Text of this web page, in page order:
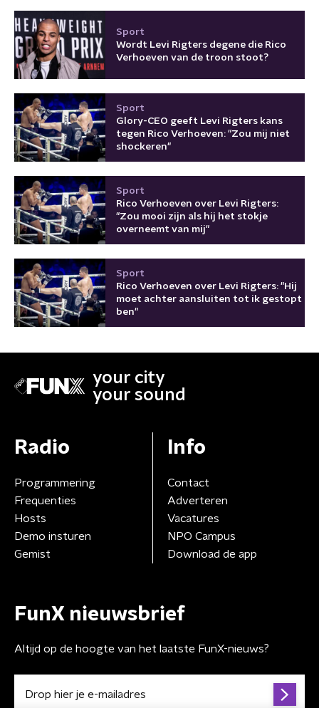
Sport
Wordt Levi Rigters degene die Rico
Verhoeven van de troon stoot?
Sport
Glory-CEO geeft Levi Rigters kans
tegen Rico Verhoeven: "Zou mij niet
shockeren"
Sport
Rico Verhoeven over Levi Rigters:
"Zou mooi zijn als hij het stokje
overneemt van mij"
Sport
Rico Verhoeven over Levi Rigters: "Hij
moet achter aansluiten tot ik gestopt
ben"
your city
your sound
Radio
Programmering
Frequenties
Hosts
Demo insturen
Gemist
Info
Contact
Adverteren
Vacatures
NPO Campus
Download de app
FunX nieuwsbrief
Altijd op de hoogte van het laatste FunX-nieuws?